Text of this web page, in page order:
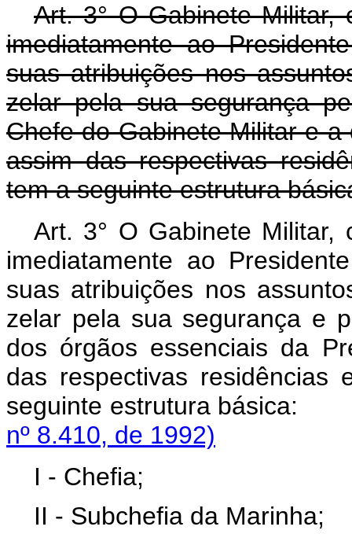
Art. 3° O Gabinete
imediatamente ao
suas atribuições nos
zelar pela sua segurança
Chefe do Gabinete Militar e
assim das respectivas
tem a seguinte estrutura
Art. 3° O Gabinete
imediatamente ao
suas atribuições nos
zelar pela sua segurança e
dos órgãos essenciais da
das respectivas residências
seguinte
nº 8.410, de 1992)
I - Chefia;
II - Subchefia da Marinha;